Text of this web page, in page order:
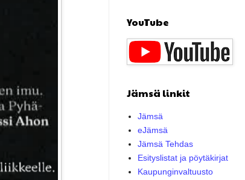
YouTube
Jämsä linkit
Jämsä
eJämsä
Jämsä Tehdas
Esityslistat ja pöytäkirjat
Kaupunginvaltuusto